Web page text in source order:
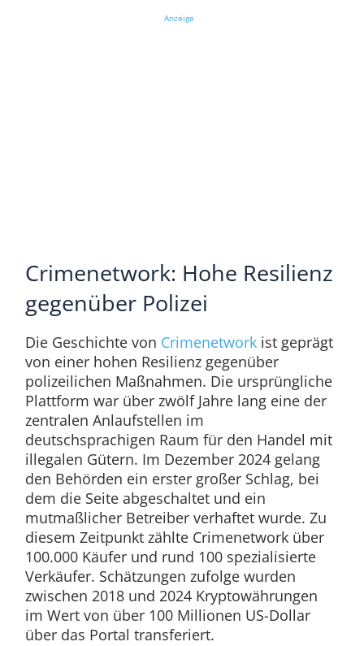
Anzeige
Crimenetwork: Hohe Resilienz
gegenüber Polizei
Die Geschichte von Crimenetworkist geprägt
von einer hohen Resilienz gegenüber
polizeilichen Maßnahmen. Die ursprüngliche
Plattform war über zwölf Jahre lang eine der
zentralen Anlaufstellen im
deutschsprachigen Raum für den Handel mit
illegalen Gütern. Im Dezember 2024 gelang
den Behörden ein erster großer Schlag, bei
dem die Seite abgeschaltet und ein
mutmaßlicher Betreiber verhaftet wurde. Zu
diesem Zeitpunkt zählte Crimenetwork über
100.000 Käufer und rund 100 spezialisierte
Verkäufer. Schätzungen zufolge wurden
zwischen 2018 und 2024 Kryptowährungen
im Wert von über 100 Millionen US-Dollar
über das Portal transferiert.